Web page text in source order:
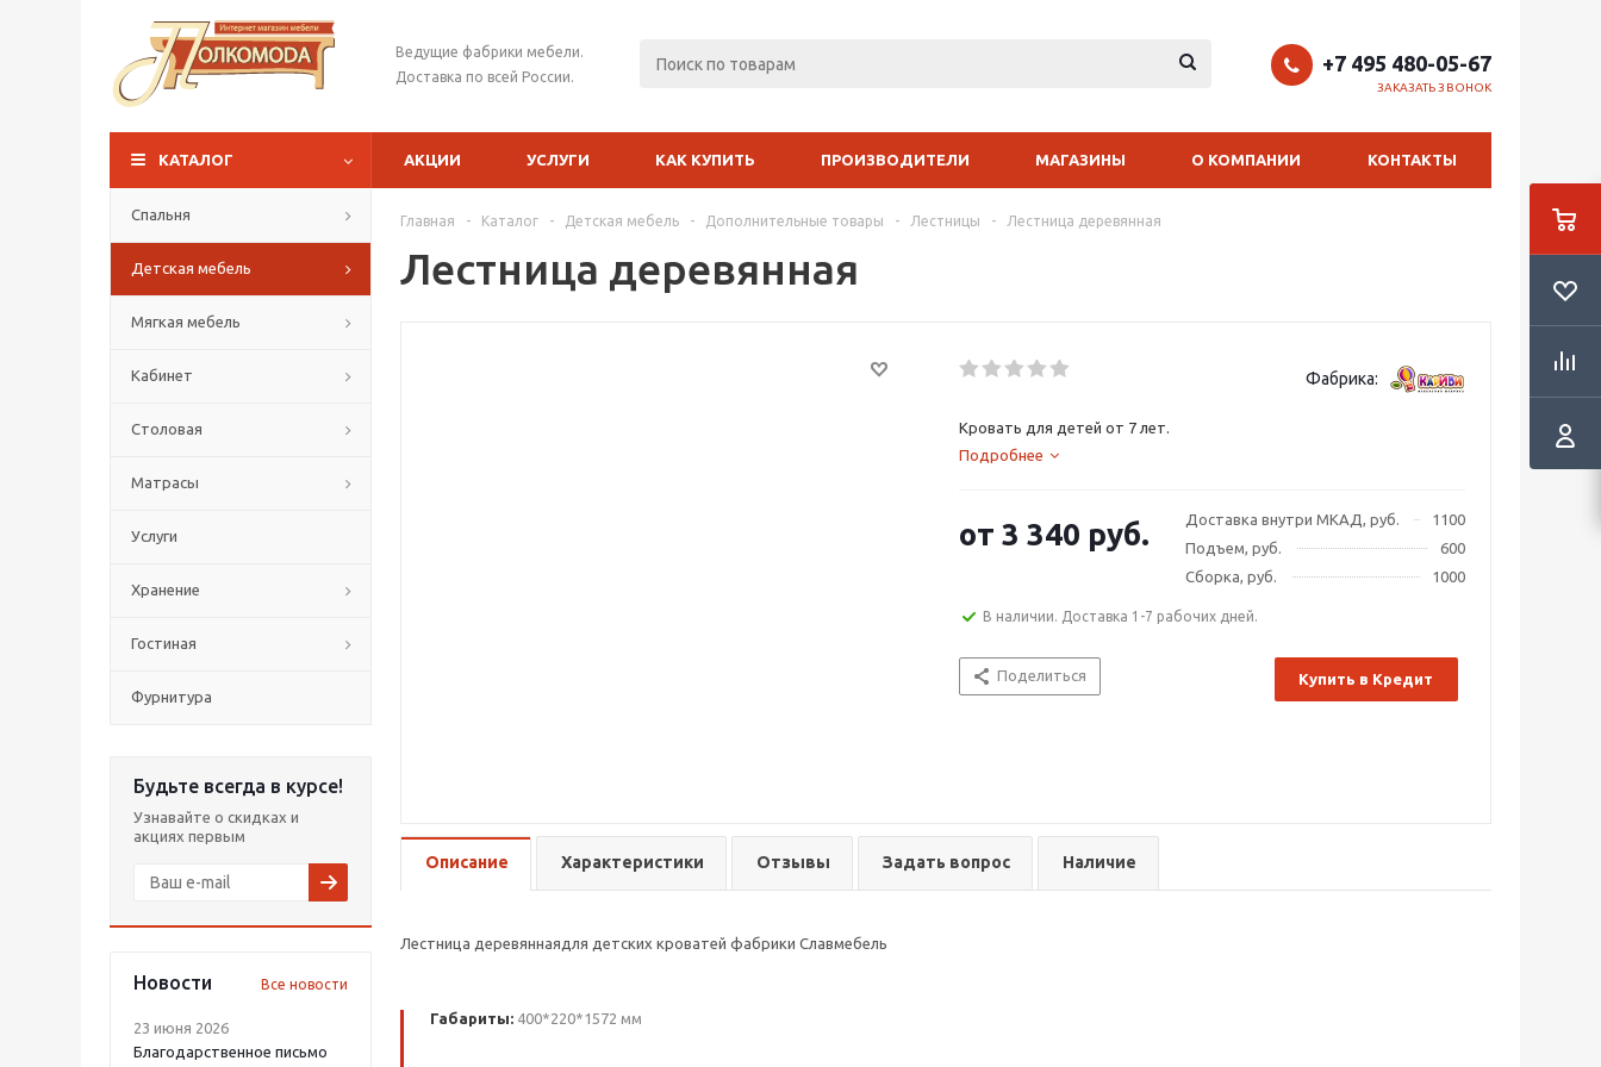
Ведущие фабрики мебели.
Доставка по всей России.
+7 495 480-05-67
ЗАКАЗАТЬ ЗВОНОК
КАТАЛОГ АКЦИИ УСЛУГИ КАК КУПИТЬ ПРОИЗВОДИТЕЛИ МАГАЗИНЫ О КОМПАНИИ КОНТАКТЫ
Спальня
Детская мебель
Мягкая мебель
Кабинет
Столовая
Матрасы
Услуги
Хранение
Гостиная
Фурнитура
Будьте всегда в курсе!
Узнавайте о скидках и
акциях первым
Новости Все новости
23 июня 2026
Благодарственное письмо
Главная - Каталог - Детская мебель - Дополнительные товары - Лестницы - Лестница деревянная
Лестница деревянная
Фабрика:
Кровать для детей от 7 лет.
Подробнее
Доставка внутри МКАД, руб.
1100
Подъем, руб.
600
Сборка, руб.
1000
от 3 340 руб.
В наличии. Доставка 1-7 рабочих дней.
Поделиться Купить в Кредит
Описание Характеристики Отзывы Задать вопрос Наличие
Лестница деревяннаядля детских кроватей фабрики Славмебель
Габариты: 400*220*1572 мм